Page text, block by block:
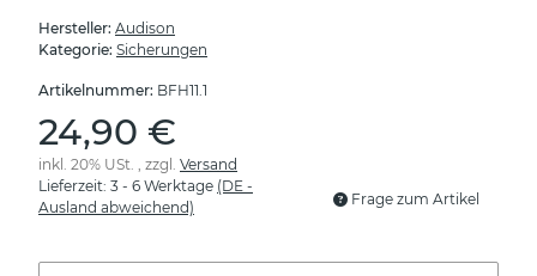
Hersteller: Audison
Kategorie: Sicherungen
Artikelnummer: BFH11.1
24,90 €
inkl. 20% USt. , zzgl. Versand
Lieferzeit: 3 - 6 Werktage (DE -
Ausland abweichend)
Frage zum Artikel